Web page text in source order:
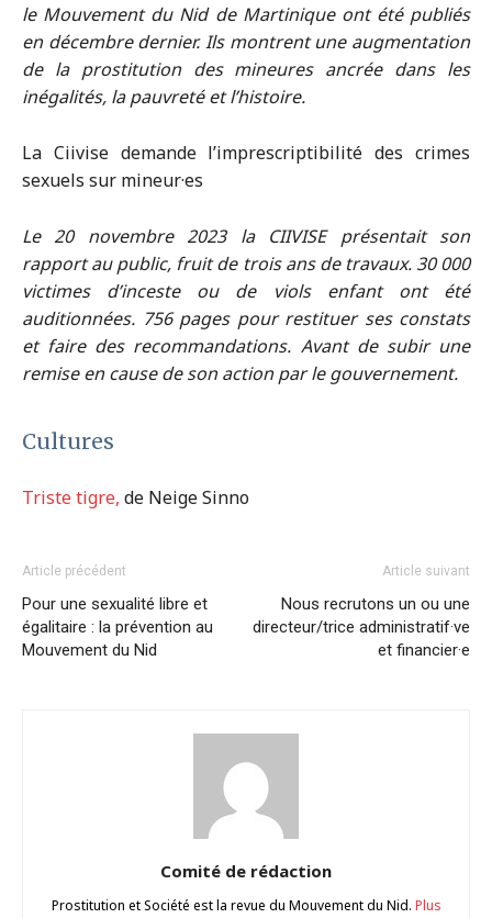
le Mouvement du Nid de Martinique ont été publiés
en décembre dernier. Ils montrent une augmentation
de la prostitution des mineures ancrée dans les
inégalités, la pauvreté et l’histoire.
La Ciivise demande l’imprescriptibilité des crimes
sexuels sur mineur·es
Le 20 novembre 2023 la CIIVISE présentait son
rapport au public, fruit de trois ans de travaux. 30 000
victimes d’inceste ou de viols enfant ont été
auditionnées. 756 pages pour restituer ses constats
et faire des recommandations. Avant de subir une
remise en cause de son action par le gouvernement.
Cultures
Triste tigre, de Neige Sinno
Article précédent
Pour une sexualité libre et
égalitaire : la prévention au
Mouvement du Nid
Article suivant
Nous recrutons un ou une
directeur/trice administratif·ve
et financier·e
Comité de rédaction
Prostitution et Société est la revue du Mouvement du Nid. Plus